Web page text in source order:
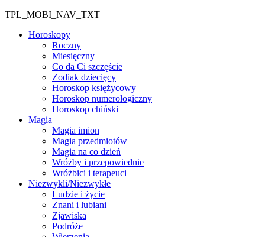
TPL_MOBI_NAV_TXT
Horoskopy
Roczny
Miesięczny
Co da Ci szczęście
Zodiak dziecięcy
Horoskop księżycowy
Horoskop numerologiczny
Horoskop chiński
Magia
Magia imion
Magia przedmiotów
Magia na co dzień
Wróżby i przepowiednie
Wróżbici i terapeuci
Niezwykli/Niezwykłe
Ludzie i życie
Znani i lubiani
Zjawiska
Podróże